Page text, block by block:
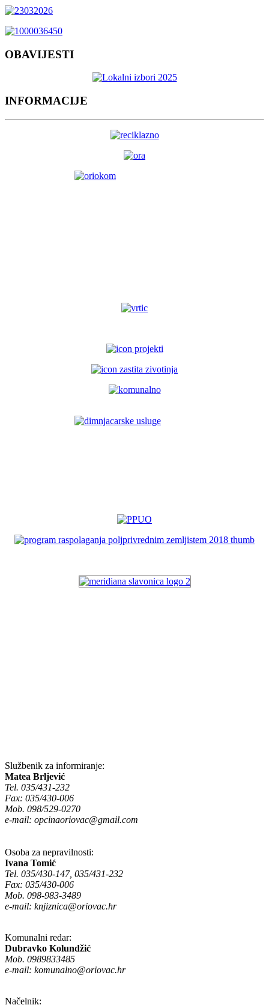
OBAVIJESTI
INFORMACIJE
Službenik za informiranje:
Matea Brljević
Tel. 035/431-232
Fax: 035/430-006
Mob. 098/529-0270
e-mail: opcinaoriovac@gmail.com
Osoba za nepravilnosti:
Ivana Tomić
Tel. 035/430-147, 035/431-232
Fax: 035/430-006
Mob. 098-983-3489
e-mail: knjiznica@oriovac.hr
Komunalni redar:
Dubravko Kolundžić
Mob. 0989833485
e-mail: komunalno@oriovac.hr
Načelnik: